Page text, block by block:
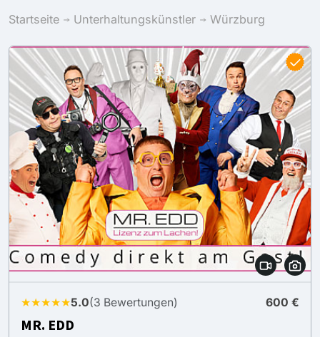
Startseite Unterhaltungskünstler Würzburg
★★★★★5.0(3 Bewertungen) 600 €
MR. EDD